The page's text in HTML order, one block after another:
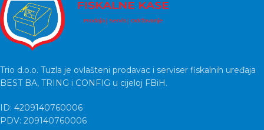
Trio d.o.o. Tuzla je ovlašteni prodavac i serviser fiskalnih uređaja
BEST BA, TRING i CONFIG u cijeloj FBiH.
ID: 4209140760006
PDV: 209140760006